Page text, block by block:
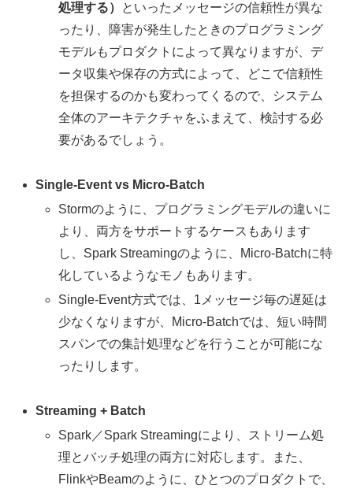
処理する） といったメッセージの信頼性が異な
ったり、障害が発生したときのプログラミング
モデルもプロダクトによって異なりますが、デ
ータ収集や保存の方式によって、どこで信頼性
を担保するのかも変わってくるので、システム
全体のアーキテクチャをふまえて、検討する必
要があるでしょう。
Single-Event vs Micro-Batch
Stormのように、プログラミングモデルの違いに
より、両方をサポートするケースもあります
し、Spark Streamingのように、Micro-Batchに特
化しているようなモノもあります。
Single-Event方式では、1メッセージ毎の遅延は
少なくなりますが、Micro-Batchでは、短い時間
スパンでの集計処理などを行うことが可能にな
ったりします。
Streaming + Batch
Spark／Spark Streamingにより、ストリーム処
理とバッチ処理の両方に対応します。また、
FlinkやBeamのように、ひとつのプロダクトで、